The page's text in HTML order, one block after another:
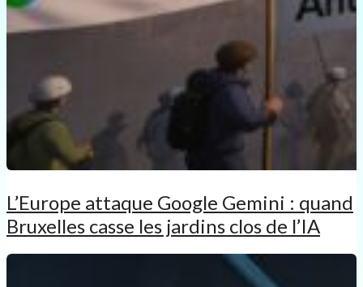
L’Europe attaque Google Gemini : quand
Bruxelles casse les jardins clos de l’IA